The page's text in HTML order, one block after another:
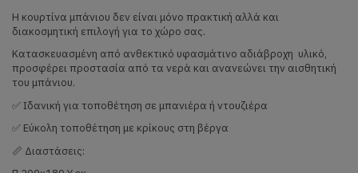
Η κουρτίνα μπάνιου δεν είναι μόνο πρακτική αλλά και
διακοσμητική επιλογή για το χώρο σας.
Κατασκευασμένη από ανθεκτικό υφασμάτινο αδιάβροχη υλικό,
προσφέρει προστασία από τα νερά και ανανεώνει την αισθητική
του μπάνιου.
✅ Ιδανική για τοποθέτηση σε μπανιέρα ή ντουζιέρα
✅ Εύκολη τοποθέτηση με κρίκους στη βέργα
📏 Διαστάσεις: